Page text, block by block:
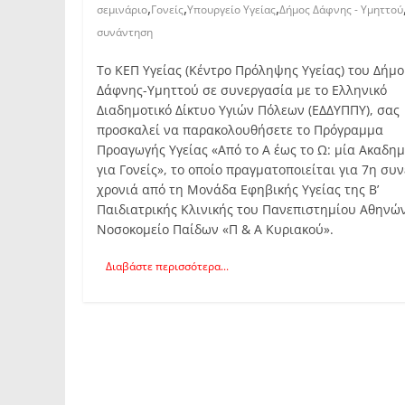
σεμινάριο,Γονείς,Υπουργείο Υγείας,Δήμος Δάφνης - Υμηττού
συνάντηση
Το ΚΕΠ Υγείας (Κέντρο Πρόληψης Υγείας) του
Δάφνης-Υμηττού σε συνεργασία με το Ελληνικό
Διαδημοτικό Δίκτυο Υγιών Πόλεων (ΕΔΔΥΠΠΥ), σας
προσκαλεί να παρακολουθήσετε το Πρόγραμμα
Προαγωγής Υγείας «Από το Α έως το Ω: μία
για Γονείς», το οποίο πραγματοποιείται για 7η
χρονιά από τη Μονάδα Εφηβικής Υγείας της Β’
Παιδιατρικής Κλινικής του Πανεπιστημίου
Νοσοκομείο Παίδων «Π & Α Κυριακού».
Διαβάστε περισσότερα...